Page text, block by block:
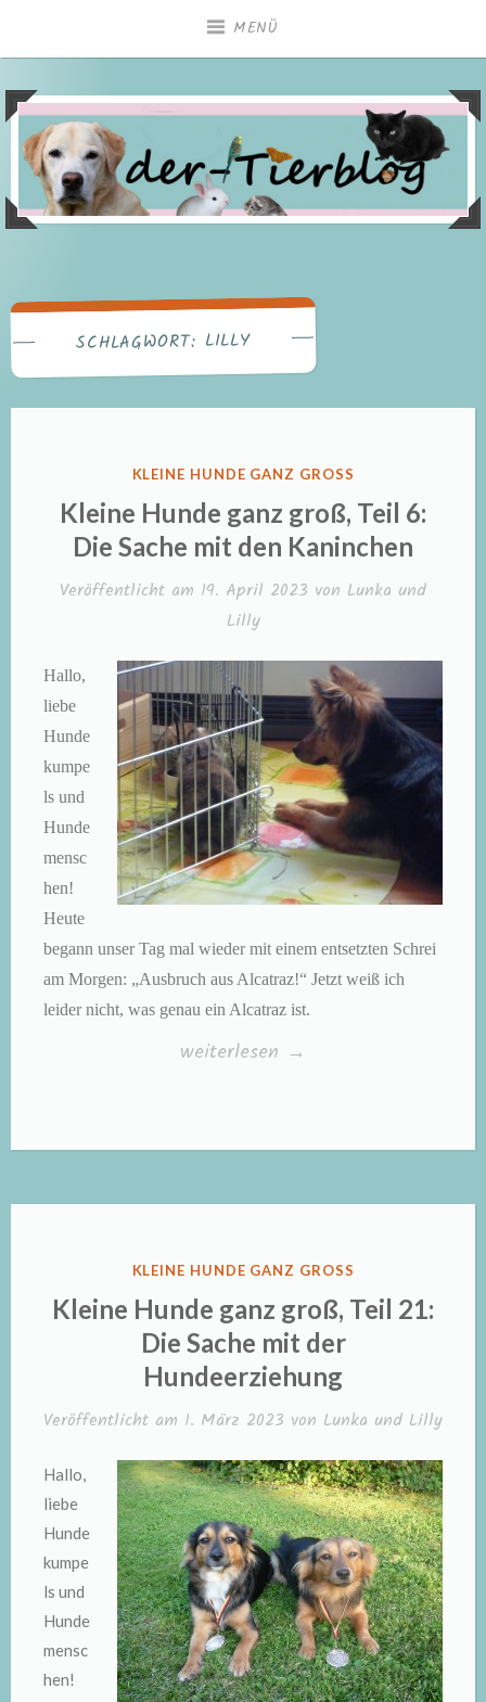
MENÜ
SCHLAGWORT: LILLY
VERÖFFENTLICHT
KLEINE HUNDE GANZ GROSS
Kleine Hunde ganz groß, Teil 6:
Die Sache mit den Kaninchen
Veröffentlicht am 19. April 2023 von Lunka und
Lilly
Hallo,
liebe
Hunde
kumpe
ls und
Hunde
mensc
hen!
Heute
begann unser Tag mal wieder mit einem entsetzten Schrei
am Morgen: „Ausbruch aus Alcatraz!“ Jetzt weiß ich
leider nicht, was genau ein Alcatraz ist.
„Kleine
groß,
Die
Sache
mit
den
weiterlesen →
VERÖFFENTLICHT
KLEINE HUNDE GANZ GROSS
Kleine Hunde ganz groß, Teil 21:
Die Sache mit der
Hundeerziehung
Veröffentlicht am 1. März 2023 von Lunka und Lilly
Hallo,
liebe
Hunde
kumpe
ls und
Hunde
mensc
hen!